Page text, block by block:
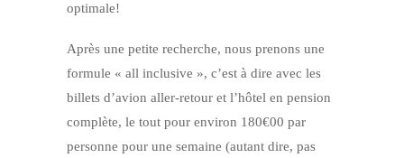
optimale!
Après une petite recherche, nous prenons une
formule « all inclusive », c’est à dire avec les
billets d’avion aller-retour et l’hôtel en pension
complète, le tout pour environ 180€00 par
personne pour une semaine (autant dire, pas